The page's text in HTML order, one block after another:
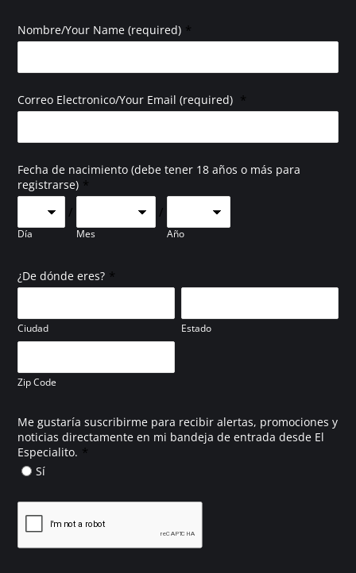
Nombre/Your Name (required) *
Correo Electronico/Your Email (required) *
Fecha de nacimiento (debe tener 18 años o más para
registrarse) *
Día
/
Mes
/
Año
¿De dónde eres? *
Ciudad Estado
Zip Code
Me gustaría suscribirme para recibir alertas, promociones y
noticias directamente en mi bandeja de entrada desde El
Especialito. *
Sí